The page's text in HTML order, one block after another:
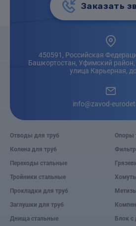
Заказать
450591, Российская
Башкортостан, Уфимский район,
улица Карьерная,
info@zavod-
Отводы для труб
Колена для труб
Переходы стальные
Тройники стальные
Прокладки для труб
Заглушки для труб
Днища стальные
Опоры
Блок с